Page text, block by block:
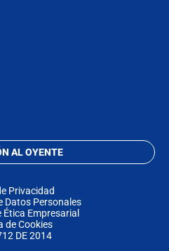
AL OYENTE
Privacidad
Datos Personales
Empresarial
de Cookies
DE 2014